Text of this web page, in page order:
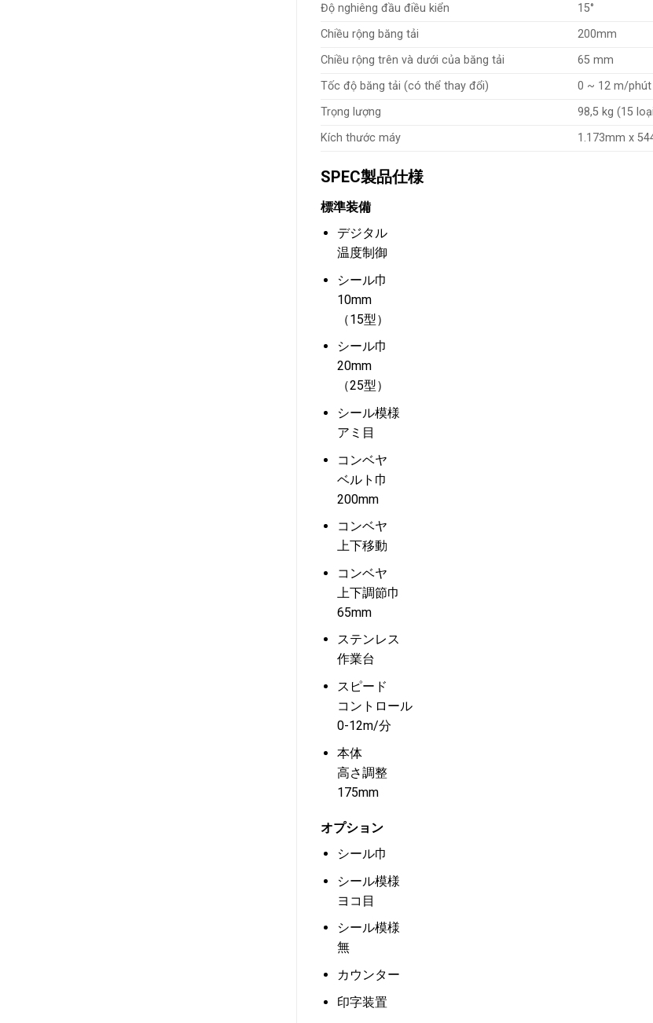
Độ nghiêng đầu điều kiển
15°
Chiều rộng băng tải
200mm
Chiều rộng trên và dưới của băng tải
65 mm
Tốc độ băng tải (có thể thay đổi)
0 ~ 12 m/phút
Trọng lượng
98,5 kg (15
Kích thước máy
1.173mm x
SPEC製品仕様
標準装備
デジタル
温度制御
シール巾
10mm
（15型）
シール巾
20mm
（25型）
シール模様
アミ目
コンベヤ
ベルト巾
200mm
コンベヤ
上下移動
コンベヤ
上下調節巾
65mm
ステンレス
作業台
スピード
コントロール
0-12m/分
本体
高さ調整
175mm
オプション
シール巾
シール模様
ヨコ目
シール模様
無
カウンター
印字装置